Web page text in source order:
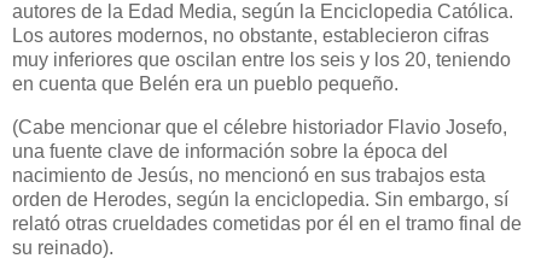
autores de la Edad Media, según la Enciclopedia Católica.
Los autores modernos, no obstante, establecieron cifras
muy inferiores que oscilan entre los seis y los 20, teniendo
en cuenta que Belén era un pueblo pequeño.
(Cabe mencionar que el célebre historiador Flavio Josefo,
una fuente clave de información sobre la época del
nacimiento de Jesús, no mencionó en sus trabajos esta
orden de Herodes, según la enciclopedia. Sin embargo, sí
relató otras crueldades cometidas por él en el tramo final de
su reinado).